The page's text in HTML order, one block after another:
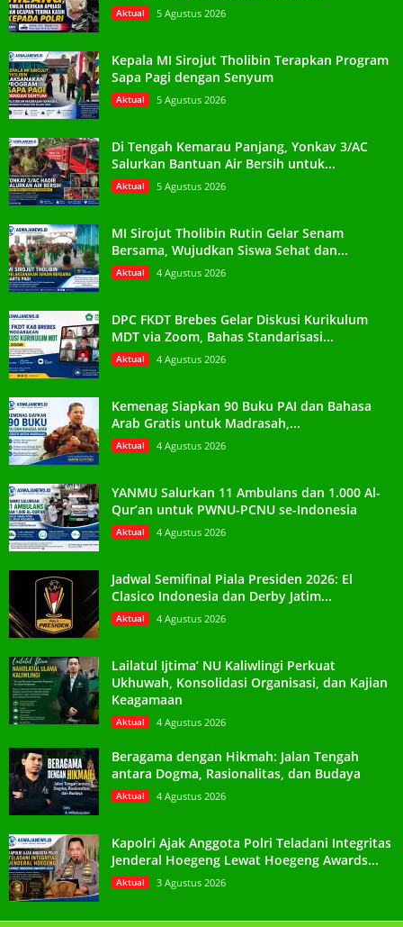
Aktual 5 Agustus 2026
Kepala MI Sirojut Tholibin Terapkan Program
Sapa Pagi dengan Senyum
Aktual 5 Agustus 2026
Di Tengah Kemarau Panjang, Yonkav 3/AC
Salurkan Bantuan Air Bersih untuk...
Aktual 5 Agustus 2026
MI Sirojut Tholibin Rutin Gelar Senam
Bersama, Wujudkan Siswa Sehat dan...
Aktual 4 Agustus 2026
DPC FKDT Brebes Gelar Diskusi Kurikulum
MDT via Zoom, Bahas Standarisasi...
Aktual 4 Agustus 2026
Kemenag Siapkan 90 Buku PAI dan Bahasa
Arab Gratis untuk Madrasah,...
Aktual 4 Agustus 2026
YANMU Salurkan 11 Ambulans dan 1.000 Al-
Qur’an untuk PWNU-PCNU se-Indonesia
Aktual 4 Agustus 2026
Jadwal Semifinal Piala Presiden 2026: El
Clasico Indonesia dan Derby Jatim...
Aktual 4 Agustus 2026
Lailatul Ijtima’ NU Kaliwlingi Perkuat
Ukhuwah, Konsolidasi Organisasi, dan Kajian
Keagamaan
Aktual 4 Agustus 2026
Beragama dengan Hikmah: Jalan Tengah
antara Dogma, Rasionalitas, dan Budaya
Aktual 4 Agustus 2026
Kapolri Ajak Anggota Polri Teladani Integritas
Jenderal Hoegeng Lewat Hoegeng Awards...
Aktual 3 Agustus 2026